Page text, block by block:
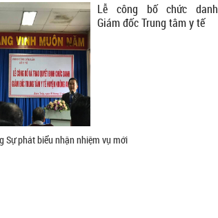
Lễ công bố chức danh
Giám đốc Trung tâm y tế
Sự phát biểu nhận nhiệm vụ mới